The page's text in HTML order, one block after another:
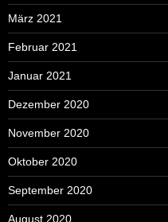
März 2021
Februar 2021
Januar 2021
Dezember 2020
November 2020
Oktober 2020
September 2020
August 2020